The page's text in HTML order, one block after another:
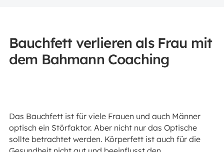
Bauchfett verlieren als Frau mit
dem Bahmann Coaching
Das Bauchfett ist für viele Frauen und auch Männer
optisch ein Störfaktor. Aber nicht nur das Optische
sollte betrachtet werden. Körperfett ist auch für die